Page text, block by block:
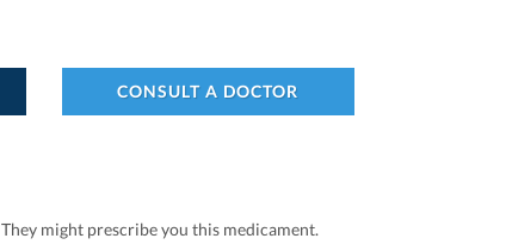
CONSULT A DOCTOR
might prescribe you this medicament.